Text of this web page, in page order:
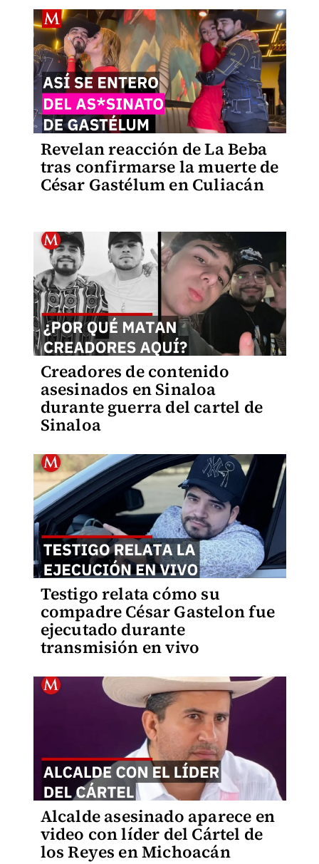
Revelan reacción de La Beba
tras confirmarse la muerte de
César Gastélum en Culiacán
Creadores de contenido
asesinados en Sinaloa
durante guerra del cartel de
Sinaloa
Testigo relata cómo su
compadre César Gastelon fue
ejecutado durante
transmisión en vivo
Alcalde asesinado aparece en
video con líder del Cártel de
los Reyes en Michoacán